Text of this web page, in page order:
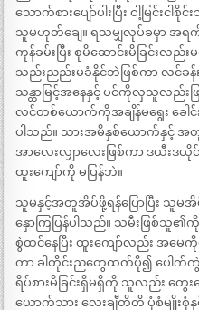
သောက်စားပျော်ပါးပြီး ငါ့မြင်း
သူမဟုတ်ချေ။ ရသမျှလုပ်ခမှာ အရ
ကုန်ခမ်းပြီး စုမိဆောင်းမိခြင်းလ
သည်းညည်းမခံနိုင်ဘဲဖြစ်ကာ လင်ခန်း
သန္တာမြင့်အနေနှင့် ပင်ကိုလှသူလည်း
လင်တစ်ယောက်ကိုအချိန်မရွေး ခေါင်း
ပါသည်။ သားအမိနှစ်ယောက်နှင့် အတူ
အာလေးလျှာလေးဖြစ်ကာ ဒယီးဒယို
ထူးကျော်ကို မပြန်ဘဲ။
သူမနှင့်အတူအိပ်ဖို့ရန်ပြောပြီး သူမအိ
နှောကြပြန်ပါသည်။ သမီးဖြစ်
စွဲထင်နေပြီး ထူးကျော်လည်း အမ
ကာ ခါတိုင်းညတွေထက်ပို၍ ပေါက်
ရိပ်စားမိခြင်းရှိမရှိကို သူလည်း တွေး
ယောက်သား လေးချီတိတိ ပုံစံမျိုးစုံနှ